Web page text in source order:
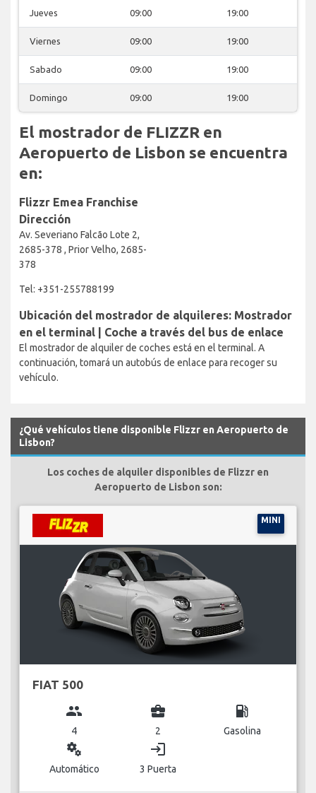
Jueves 09:00 19:00
Viernes 09:00 19:00
Sabado 09:00 19:00
Domingo 09:00 19:00
El mostrador de FLIZZR en
Aeropuerto de Lisbon se encuentra
en:
Flizzr Emea Franchise
Dirección
Av. Severiano Falcão Lote 2,
2685-378 , Prior Velho, 2685-
378
Tel: +351-255788199
Ubicación del mostrador de alquileres: Mostrador
en el terminal | Coche a través del bus de enlace
El mostrador de alquiler de coches está en el terminal. A
continuación, tomará un autobús de enlace para recoger su
vehículo.
¿Qué vehículos tiene disponible Flizzr en Aeropuerto de
Lisbon?
Los coches de alquiler disponibles de Flizzr en
Aeropuerto de Lisbon son:
MINI
FIAT 500
group
4
business_center
2
local_gas_station
Gasolina
miscellaneous_services
Automático
login
3 Puerta